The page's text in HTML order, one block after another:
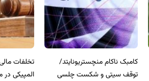
کامبک ناکام منچستریونایتد/
توقف سیتی و شکست چلسی
تخلفات
المپیکی در